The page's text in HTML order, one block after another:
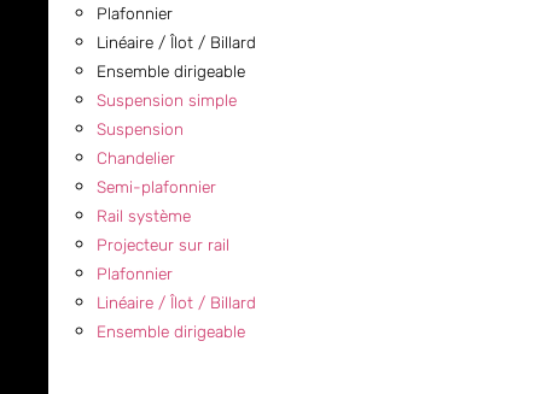
Plafonnier
Linéaire / Îlot / Billard
Ensemble dirigeable
Suspension simple
Suspension
Chandelier
Semi-plafonnier
Rail système
Projecteur sur rail
Plafonnier
Linéaire / Îlot / Billard
Ensemble dirigeable